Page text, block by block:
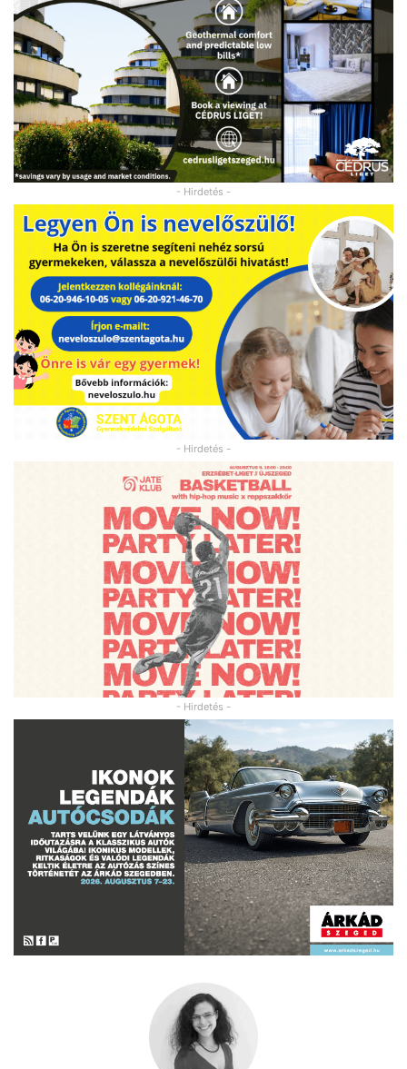
- Hirdetés -
- Hirdetés -
- Hirdetés -